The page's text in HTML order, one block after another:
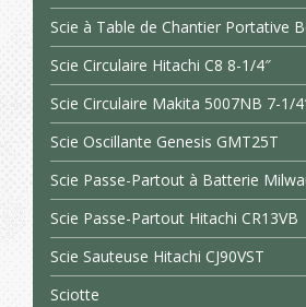
Scie à Table de Chantier Portative
Scie Circulaire Hitachi C8 8-1/4″
Scie Circulaire Makita 5007NB 7-1/
Scie Oscillante Genesis GMT25T
Scie Passe-Partout à Batterie
Scie Passe-Partout Hitachi CR13VB
Scie Sauteuse Hitachi CJ90VST
Sciotte